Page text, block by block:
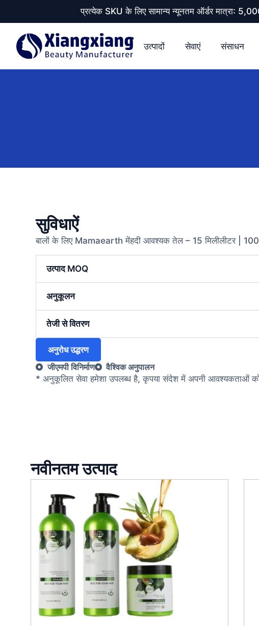
प्रत्येक SKU के लिए सामान्य न्यूनतम ऑर्डर मात्रा:
उत्पादों सेवाएं संसाधन
सुविधाऐं
बालों के लिए Mamaearth मेंहदी आवश्यक तेल – 15 मिलीलीटर |
उत्पाद MOQ
अनुकूलन
तेजी से वितरण
अनुरोध उद्धरण
जीएमपी विनिर्माण
वैश्विक अनुपालन
* अनुकूलित सेवा हमेशा उपलब्ध है, कृपया संदेश में अपनी आवश्यकताओं को
नवीनतम उत्पाद